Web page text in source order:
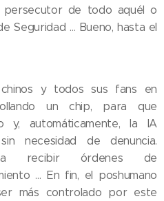
de todo aquél o
Seguridad … Bueno, hasta el
y todos sus fans en
un chip, para que
y, automáticamente, la IA
necesidad de denuncia.
recibir órdenes de
… En fin, el poshumano
más controlado por este